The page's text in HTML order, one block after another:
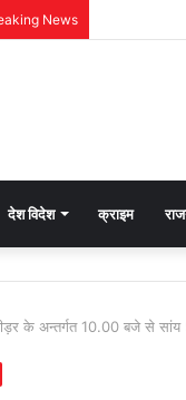
News
देश विदेश क्राइम
के अन्तर्गत 10.00 बजे से सांय